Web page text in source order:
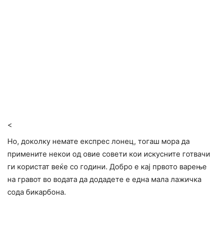
<
Но, доколку немате експрес лонец, тогаш мора да
примените некои од овие совети кои искусните готвачи
ги користат веќе со години. Добро е кај првото варење
на гравот во водата да додадете е една мала лажичка
сода бикарбона.